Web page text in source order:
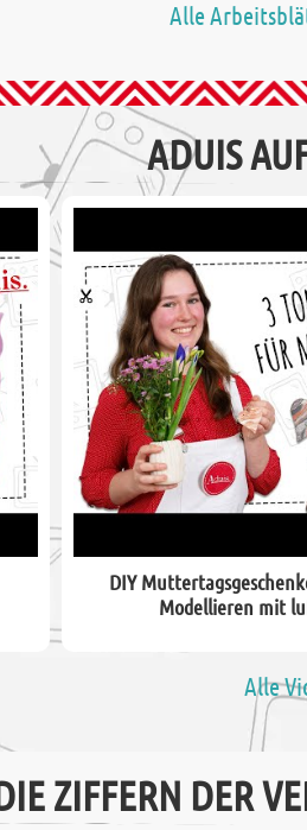
Alle
ADUIS
DIY
Modellieren mit
Alle
ZIFFERN DER